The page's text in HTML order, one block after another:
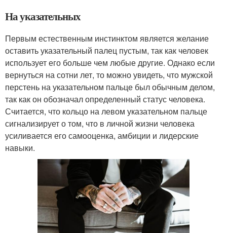
На указательных
Первым естественным инстинктом является желание
оставить указательный палец пустым, так как человек
использует его больше чем любые другие. Однако если
вернуться на сотни лет, то можно увидеть, что мужской
перстень на указательном пальце был обычным делом,
так как он обозначал определенный статус человека.
Считается, что кольцо на левом указательном пальце
сигнализирует о том, что в личной жизни человека
усиливается его самооценка, амбиции и лидерские
навыки.